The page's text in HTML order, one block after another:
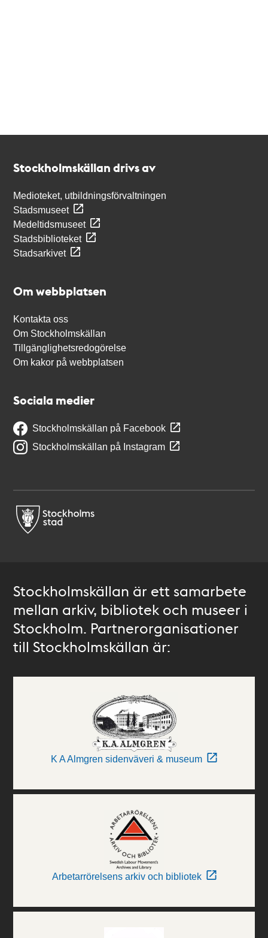
Stockholmskällan drivs av
Medioteket, utbildningsförvaltningen
Stadsmuseet
Medeltidsmuseet
Stadsbiblioteket
Stadsarkivet
Om webbplatsen
Kontakta oss
Om Stockholmskällan
Tillgänglighetsredogörelse
Om kakor på webbplatsen
Sociala medier
Stockholmskällan på Facebook
Stockholmskällan på Instagram
Stockholmskällan är ett samarbete
mellan arkiv, bibliotek och museer i
Stockholm. Partnerorganisationer
till Stockholmskällan är:
K A Almgren sidenväveri & museum
Arbetarrörelsens arkiv och bibliotek